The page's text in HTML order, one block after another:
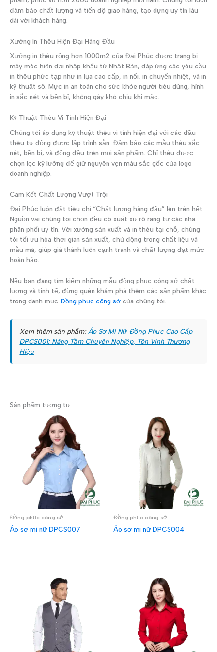
đảm bảo chất lượng và tiến độ giao hàng, tạo dựng uy tín lâu
dài với khách hàng.
Xưởng In Thêu Hiện Đại Hàng Đầu
Xưởng in thêu rộng hơn 1000m2 của Đại Phúc được trang bị
máy móc hiện đại nhập khẩu từ Nhật Bản, đáp ứng các yêu cầu
in thêu phức tạp như in lụa cao cấp, in nổi, in chuyển nhiệt, và in
kỹ thuật số. Mực in an toàn cho sức khỏe người tiêu dùng, hình
in sắc nét và bền bỉ, không gây khó chịu khi mặc.
Kỹ Thuật Thêu Vi Tính Hiện Đại
Chúng tôi áp dụng kỹ thuật thêu vi tính hiện đại với các đầu
thêu tự động được lập trình sẵn. Đảm bảo các mẫu thêu sắc
nét, bền bỉ, và đồng đều trên mọi sản phẩm. Chỉ thêu được
chọn lọc kỹ lưỡng để giữ nguyên vẹn màu sắc gốc của logo
doanh nghiệp.
Cam Kết Chất Lượng Vượt Trội
Đại Phúc luôn đặt tiêu chí “Chất lượng hàng đầu” lên trên hết.
Nguồn vải chúng tôi chọn đều có xuất xứ rõ ràng từ các nhà
phân phối uy tín. Với xưởng sản xuất và in thêu tại chỗ, chúng
tôi tối ưu hóa thời gian sản xuất, chủ động trong chất liệu và
mẫu mã, giúp giá thành luôn cạnh tranh và chất lượng đạt mức
hoàn hảo.
Nếu bạn đang tìm kiếm những mẫu đồng phục công sở chất
lượng và tinh tế, đừng quên khám phá thêm các sản phẩm khác
trong danh mục Đồng phục công sở của chúng tôi.
Xem thêm sản phẩm: Áo Sơ Mi Nữ Đồng Phục Cao Cấp
DPCS001: Nâng Tầm Chuyên Nghiệp, Tôn Vinh Thương
Hiệu
Sản phẩm tương tự
Đồng phục công sở
Áo sơ mi nữ DPCS007
Đồng phục công sở
Áo sơ mi nữ DPCS004